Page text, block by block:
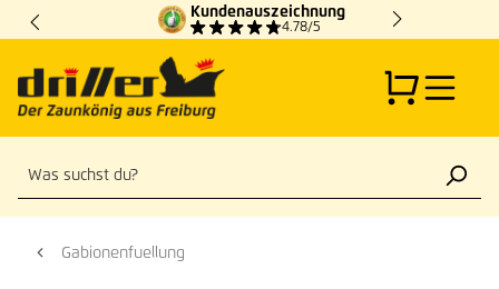
Zum Hauptinhalt springen
Kundenauszeichnung
4.78/5
Gabionenfuellung